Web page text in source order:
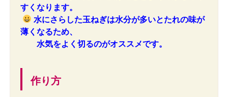
すくなります。
水にさらした玉ねぎは水分が多いとたれの味が
薄くなるため、
水気をよく切るのがオススメです。
作り方